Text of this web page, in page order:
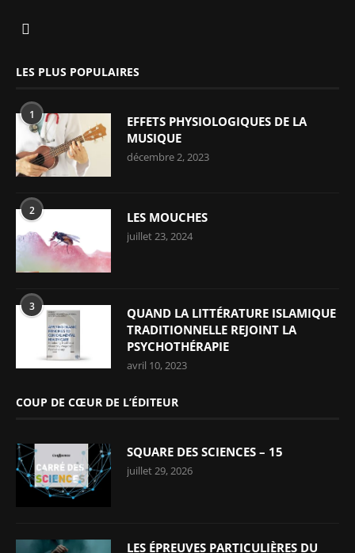
LES PLUS POPULAIRES
1
EFFETS PHYSIOLOGIQUES DE LA
MUSIQUE
décembre 2, 2023
2 LES MOUCHES
juillet 23, 2024
3
QUAND LA LITTÉRATURE ISLAMIQUE
TRADITIONNELLE REJOINT LA
PSYCHOTHÉRAPIE
avril 10, 2023
COUP DE CŒUR DE L’ÉDITEUR
SQUARE DES SCIENCES – 15
juillet 29, 2026
LES ÉPREUVES PARTICULIÈRES DU